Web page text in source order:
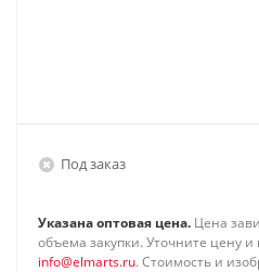
Под заказ
Указана оптовая цена. Цена
объема закупки. Уточните цену
info@elmarts.ru. Стоимость и